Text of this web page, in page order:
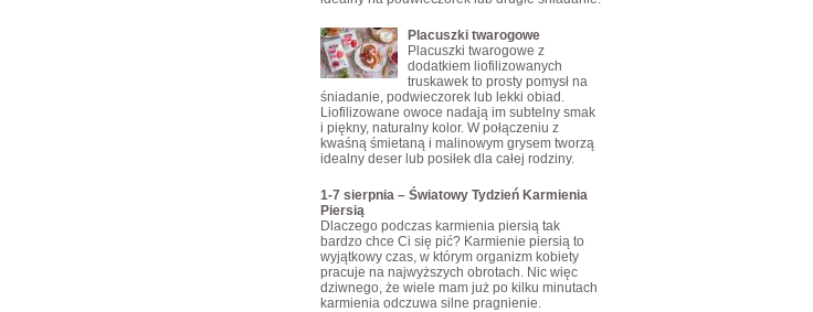
Placuszki twarogowe
Placuszki twarogowe z
dodatkiem liofilizowanych
truskawek to prosty pomysł na
śniadanie, podwieczorek lub lekki obiad.
Liofilizowane owoce nadają im subtelny smak
i piękny, naturalny kolor. W połączeniu z
kwaśną śmietaną i malinowym grysem tworzą
idealny deser lub posiłek dla całej rodziny.
1-7 sierpnia – Światowy Tydzień Karmienia
Piersią
Dlaczego podczas karmienia piersią tak
bardzo chce Ci się pić? Karmienie piersią to
wyjątkowy czas, w którym organizm kobiety
pracuje na najwyższych obrotach. Nic więc
dziwnego, że wiele mam już po kilku minutach
karmienia odczuwa silne pragnienie.